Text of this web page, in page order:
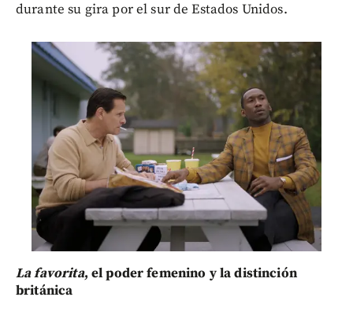
durante su gira por el sur de Estados Unidos.
La favorita, el poder femenino y la distinción
británica